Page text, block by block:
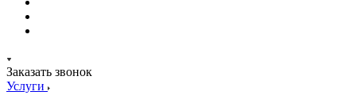
Заказать звонок
Услуги